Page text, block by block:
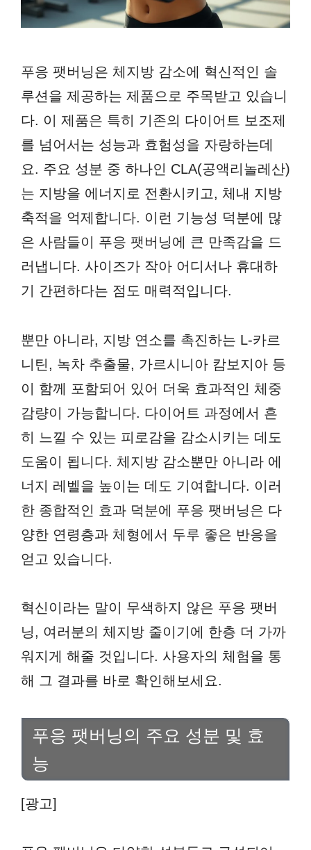
푸응 팻버닝은 체지방 감소에 혁신적인 솔
루션을 제공하는 제품으로 주목받고 있습니
다. 이 제품은 특히 기존의 다이어트 보조제
를 넘어서는 성능과 효험성을 자랑하는데
요. 주요 성분 중 하나인 CLA(공액리놀레산)
는 지방을 에너지로 전환시키고, 체내 지방
축적을 억제합니다. 이런 기능성 덕분에 많
은 사람들이 푸응 팻버닝에 큰 만족감을 드
러냅니다. 사이즈가 작아 어디서나 휴대하
기 간편하다는 점도 매력적입니다.
뿐만 아니라, 지방 연소를 촉진하는 L-카르
니틴, 녹차 추출물, 가르시니아 캄보지아 등
이 함께 포함되어 있어 더욱 효과적인 체중
감량이 가능합니다. 다이어트 과정에서 흔
히 느낄 수 있는 피로감을 감소시키는 데도
도움이 됩니다. 체지방 감소뿐만 아니라 에
너지 레벨을 높이는 데도 기여합니다. 이러
한 종합적인 효과 덕분에 푸응 팻버닝은 다
양한 연령층과 체형에서 두루 좋은 반응을
얻고 있습니다.
혁신이라는 말이 무색하지 않은 푸응 팻버
닝, 여러분의 체지방 줄이기에 한층 더 가까
워지게 해줄 것입니다. 사용자의 체험을 통
해 그 결과를 바로 확인해보세요.
푸응 팻버닝의 주요 성분 및 효
능
[광고]